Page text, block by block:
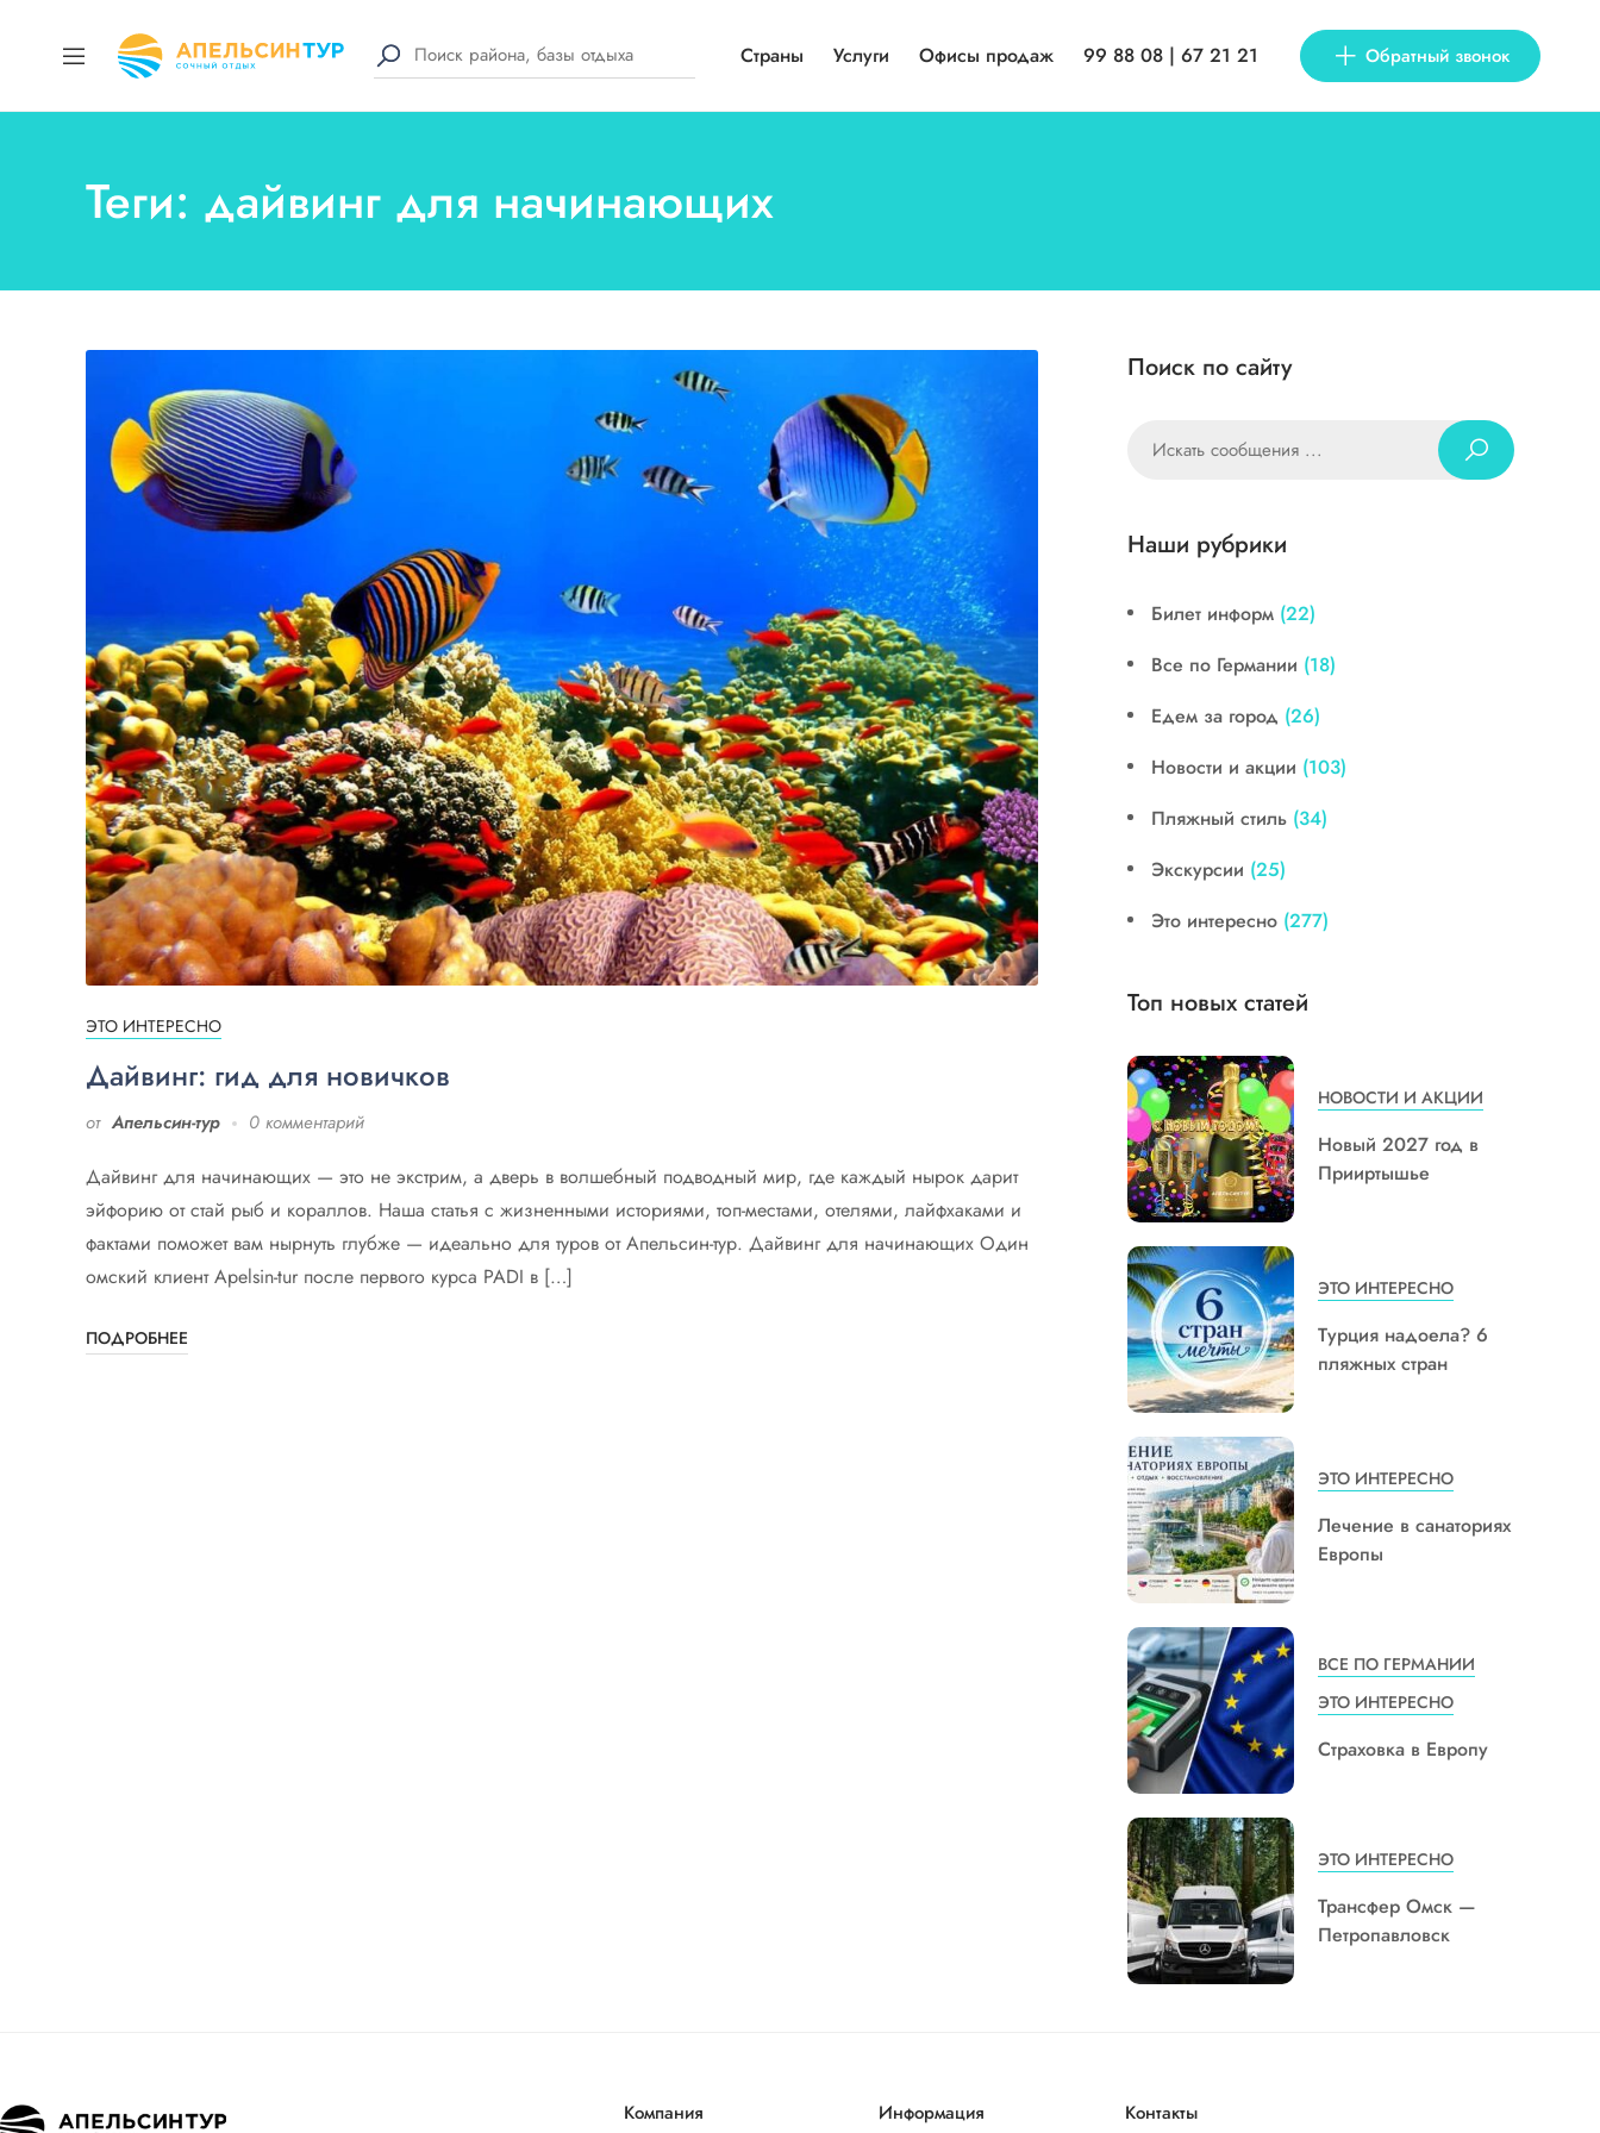
Страны Услуги Офисы продаж 99 88 08 | 67 21 21 Обратный звонок
Теги: дайвинг для начинающих
ЭТО ИНТЕРЕСНО
Дайвинг: гид для новичков
от Апельсин-тур 0 комментарий
Дайвинг для начинающих — это не экстрим, а дверь в волшебный подводный мир, где каждый нырок дарит
эйфорию от стай рыб и кораллов. Наша статья с жизненными историями, топ-местами, отелями, лайфхаками и
фактами поможет вам нырнуть глубже — идеально для туров от Апельсин-тур. Дайвинг для начинающих Один
омский клиент Apelsin-tur после первого курса PADI в […]
ПОДРОБНЕЕ
Поиск по сайту
Наши рубрики
Билет информ (22)
Все по Германии (18)
Едем за город (26)
Новости и акции (103)
Пляжный стиль (34)
Экскурсии (25)
Это интересно (277)
Топ новых статей
НОВОСТИ И АКЦИИ
Новый 2027 год в
Прииртышье
ЭТО ИНТЕРЕСНО
Турция надоела? 6
пляжных стран
ЭТО ИНТЕРЕСНО
Лечение в санаториях
Европы
ВСЕ ПО ГЕРМАНИИ
ЭТО ИНТЕРЕСНО
Страховка в Европу
ЭТО ИНТЕРЕСНО
Трансфер Омск —
Петропавловск
Компания Информация Контакты